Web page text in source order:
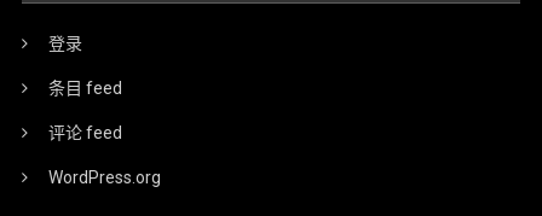
登录
条目 feed
评论 feed
WordPress.org